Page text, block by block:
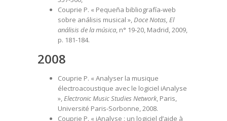
Couprie P. « Pequeña bibliografía-web
sobre análisis musical »,Doce Notas, El
análisis de la música, n° 19-20, Madrid, 2009,
p. 181-184.
2008
Couprie P. « Analyser la musique
électroacoustique avec le logiciel iAnalyse
»,Electronic Music Studies Network, Paris,
Université Paris-Sorbonne, 2008.
Couprie P. « iAnalyse : un logiciel d’aide à